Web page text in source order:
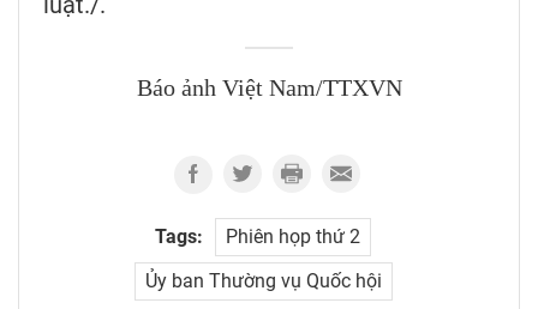
Báo ảnh Việt Nam/TTXVN
Tags:
Phiên họp thứ 2
Ủy ban Thường vụ Quốc hội